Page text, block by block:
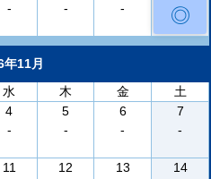
-
-
-
◎
年11月
水 木 金
土
4
-
5
-
6
-
7
-
11
12
13
14